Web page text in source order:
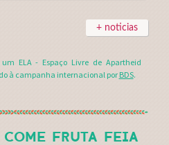
+ noticias
ELA - Espaço Livre de Apartheid
à campanha internacional por BDS.
FRUTA FEIA